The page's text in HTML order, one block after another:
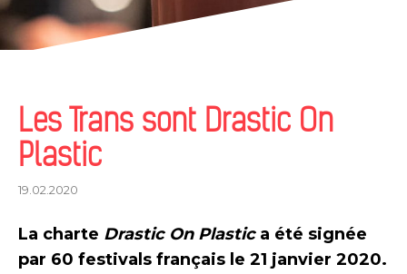
Les Trans sont Drastic On
Plastic
19.02.2020
La charte Drastic On Plastica été signée
par 60 festivals français le 21 janvier 2020.